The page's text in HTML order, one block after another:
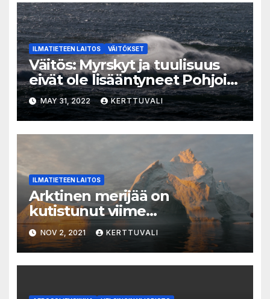
ILMATIETEEN LAITOS VÄITÖKSET
Väitös: Myrskyt ja tuulisuus
eivät ole lisääntyneet Pohjois-
Euroopassa ja Suomessa
MAY 31, 2022 KERTTUVALI
ILMATIETEEN LAITOS
Arktinen merijää on
kutistunut viime
vuosikymmeninä – tänä
vuonna jääpeitteen laajuus oli
tavanomainen
NOV 2, 2021 KERTTUVALI